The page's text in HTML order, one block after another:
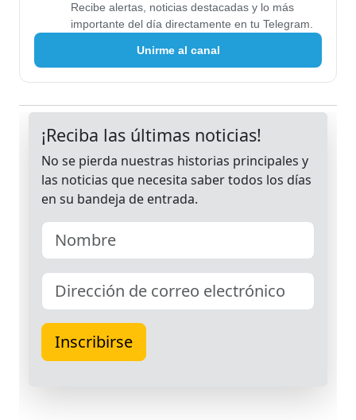
Recibe alertas, noticias destacadas y lo más
importante del día directamente en tu Telegram.
Unirme al canal